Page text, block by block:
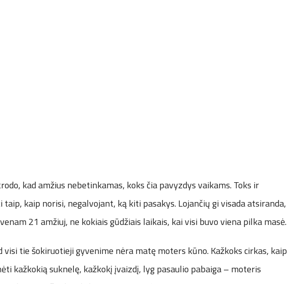
kad amžius nebetinkamas, koks čia pavyzdys vaikams. Toks ir
kaip norisi, negalvojant, ką kiti pasakys. Lojančių gi visada atsiranda,
21 amžiuj, ne kokiais gūdžiais laikais, kai visi buvo viena pilka masė.
visi tie šokiruotieji gyvenime nėra matę moters kūno. Kažkoks cirkas, kaip
kažkokią suknelę, kažkokį įvaizdį, lyg pasaulio pabaiga – moteris